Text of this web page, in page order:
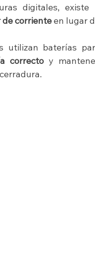
digitales,
corriente en lugar
utilizan baterías
correcto y